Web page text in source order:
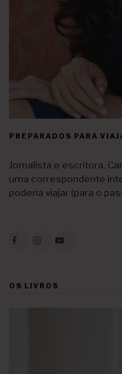
PREPARADOS PARA
Jornalista e escritora,
uma correspondente
poderia viajar (para o
OS LIVROS